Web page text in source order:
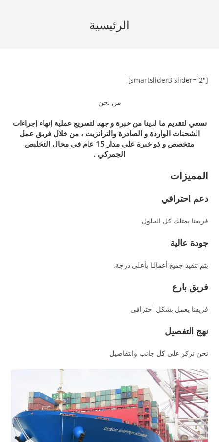
الرئيسية
[smartslider3 slider=”2″]
من نحن
نسعي لتقديم ما لدينا من خبرة و جهد لتسريع عملية إنهاء إجراءات
الشحنات الواردة و الصادرة والترانزيت ، من خلال فريق عمل
متخصص و ذو خبرة علي مدار 15 عام في مجال التخليص
الجمركي .
المميزات
دعم احترافي
فريقنا يمتلك كل الحلول
جودة عالية
يتم تنفيذ جميع أعمالنا بأعلى درجة.
فريق بارع
فريقنا يعمل بشكل أحترافي
نهج التفصيل
نحن نركز على كل جانب والتفاصيل